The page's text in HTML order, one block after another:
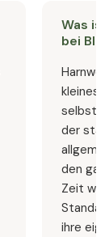
Was
bei
kleines
selbst
der
den
Zeit
ihre